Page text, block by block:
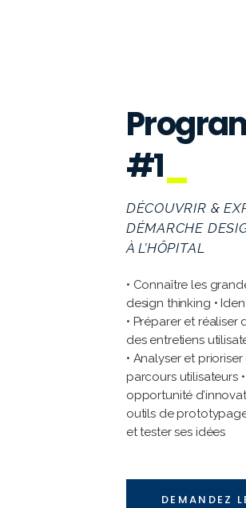
#1
DÉCOUVRIR &
DÉMARCHE
À L’HÔPITAL
• Connaître les
design thinking •
• Préparer et réaliser
des entretiens
• Analyser et
parcours utilisateurs
opportunité
outils de
et tester ses idées
DEMANDEZ